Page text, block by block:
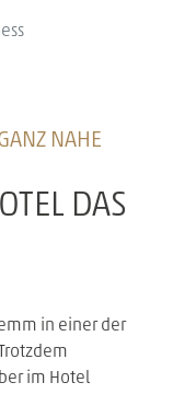
NAHE
DAS
in einer der
im Hotel